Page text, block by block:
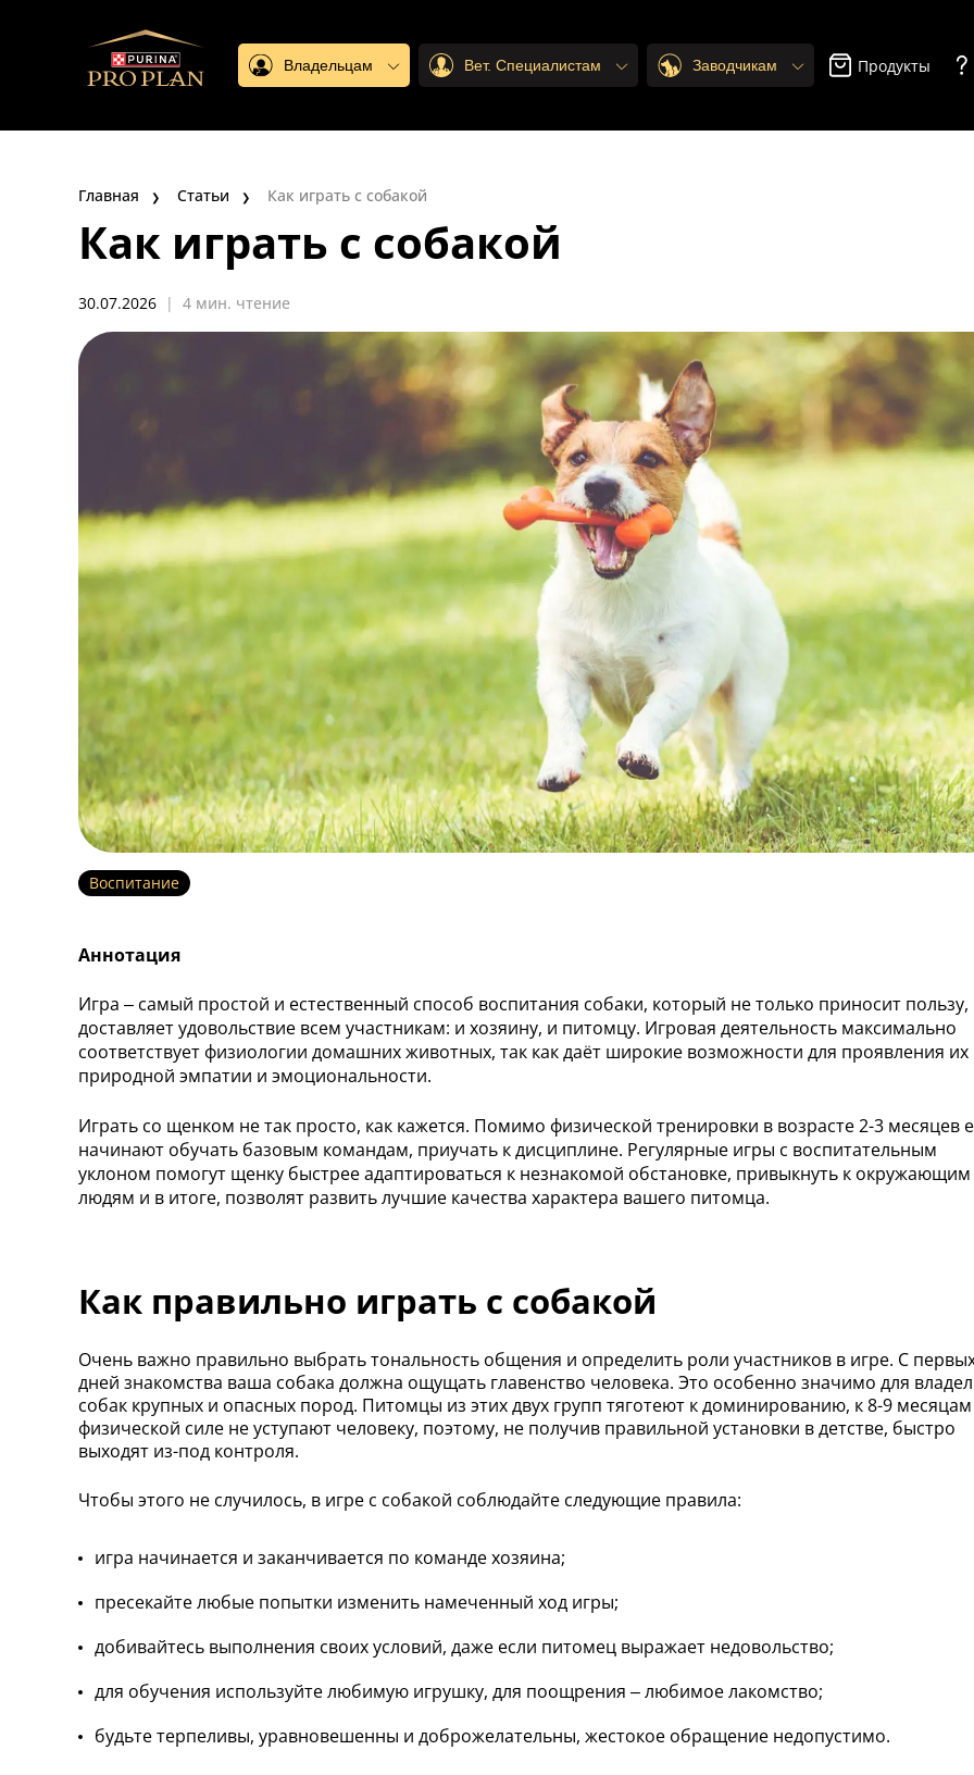
Владельцам Вет. Специалистам Заводчикам Продукты
Главная Статьи Как играть с собакой
Как играть с собакой
30.07.2026 | 4 мин. чтение
Воспитание
Аннотация
Игра – самый простой и естественный способ воспитания собаки, который не только приносит
доставляет удовольствие всем участникам: и хозяину, и питомцу. Игровая деятельность максимально
соответствует физиологии домашних животных, так как даёт широкие возможности для проявления их
природной эмпатии и эмоциональности.
Играть со щенком не так просто, как кажется. Помимо физической тренировки в возрасте 2-3 месяцев
начинают обучать базовым командам, приучать к дисциплине. Регулярные игры с воспитательным
уклоном помогут щенку быстрее адаптироваться к незнакомой обстановке, привыкнуть к окружающим
людям и в итоге, позволят развить лучшие качества характера вашего питомца.
Как правильно играть с собакой
Очень важно правильно выбрать тональность общения и определить роли участников в игре. С
дней знакомства ваша собака должна ощущать главенство человека. Это особенно значимо для
собак крупных и опасных пород. Питомцы из этих двух групп тяготеют к доминированию, к 8-9
физической силе не уступают человеку, поэтому, не получив правильной установки в детстве, быстро
выходят из-под контроля.
Чтобы этого не случилось, в игре с собакой соблюдайте следующие правила:
игра начинается и заканчивается по команде хозяина;
пресекайте любые попытки изменить намеченный ход игры;
добивайтесь выполнения своих условий, даже если питомец выражает недовольство;
для обучения используйте любимую игрушку, для поощрения – любимое лакомство;
будьте терпеливы, уравновешенны и доброжелательны, жестокое обращение недопустимо.